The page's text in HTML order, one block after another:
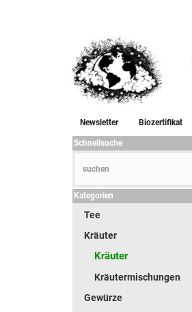
Newsletter
Biozertifikat
Schnellsuche
Kategorien
Tee
Kräuter
Kräuter
Kräutermischungen
Gewürze